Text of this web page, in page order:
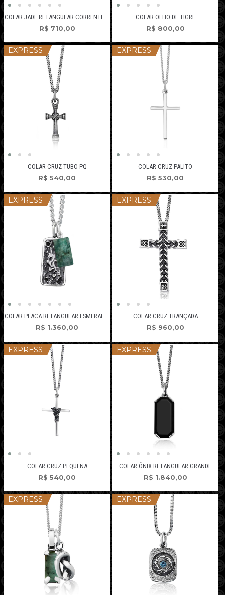
R$ 710,00
COLAR OLHO DE TIGRE
R$ 800,00
EXPRESS
COLAR CRUZ TUBO PQ
R$ 540,00
EXPRESS
COLAR CRUZ PALITO
R$ 530,00
EXPRESS
R$ 1.360,00
EXPRESS
COLAR CRUZ TRANÇADA
R$ 960,00
EXPRESS
COLAR CRUZ PEQUENA
R$ 540,00
EXPRESS
COLAR ÔNIX RETANGULAR GRANDE
R$ 1.840,00
EXPRESS EXPRESS